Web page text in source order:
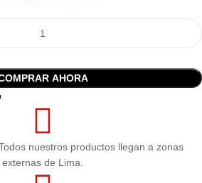
AHORA
nuestros productos llegan a zonas
externas de Lima.